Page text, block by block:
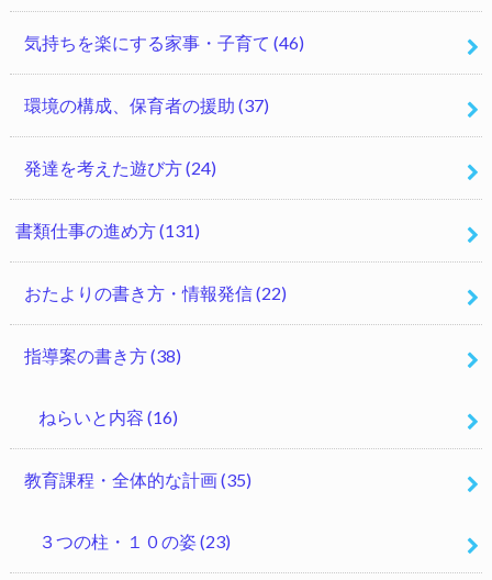
気持ちを楽にする家事・子育て (46)
環境の構成、保育者の援助 (37)
発達を考えた遊び方(24)
書類仕事の進め方(131)
おたよりの書き方・情報発信(22)
指導案の書き方(38)
ねらいと内容 (16)
教育課程・全体的な計画(35)
３つの柱・１０の姿(23)